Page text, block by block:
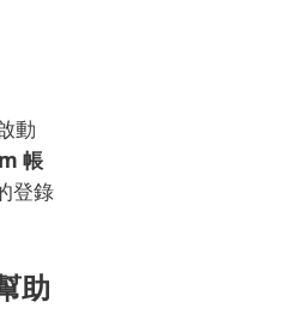
動
帳
登錄
助